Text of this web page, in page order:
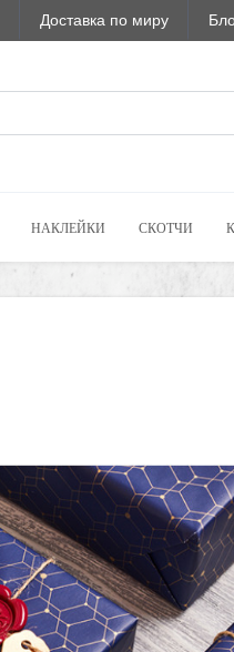
Доставка по миру
НАКЛЕЙКИ СКОТЧИ